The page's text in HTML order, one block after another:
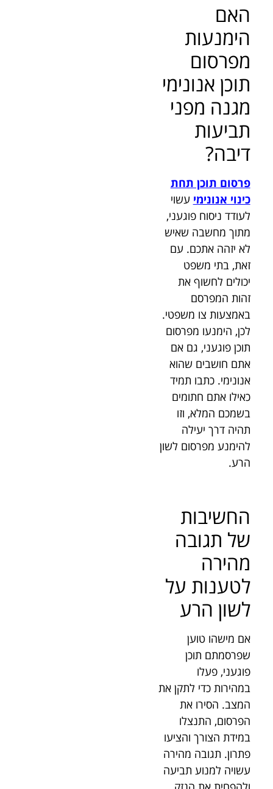
האם
הימנעות
מפרסום
תוכן אנונימי
מגנה מפני
תביעות
דיבה?
פרסום תוכן תחת
כינוי אנונימי עשוי
לעודד ניסוח פוגעני,
מתוך מחשבה שאיש
לא יזהה אתכם. עם
זאת, בתי משפט
יכולים לחשוף את
זהות המפרסם
באמצעות צו משפטי.
לכן, הימנעו מפרסום
תוכן פוגעני, גם אם
אתם חושבים שהוא
אנונימי. כתבו תמיד
כאילו אתם חתומים
בשמכם המלא, וזו
תהיה דרך יעילה
להימנע מפרסום לשון
הרע.
החשיבות
של תגובה
מהירה
לטענות על
לשון הרע
אם מישהו טוען
שפרסמתם תוכן
פוגעני, פעלו
במהירות כדי לתקן את
המצב. הסירו את
הפרסום, התנצלו
במידת הצורך והציעו
פתרון. תגובה מהירה
עשויה למנוע תביעה